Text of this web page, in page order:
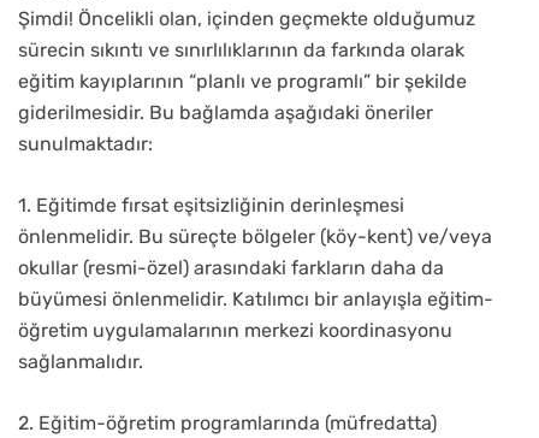
Şimdi! Öncelikli olan, içinden geçmekte olduğumuz
sürecin sıkıntı ve sınırlılıklarının da farkında olarak
eğitim kayıplarının “planlı ve programlı” bir şekilde
giderilmesidir. Bu bağlamda aşağıdaki öneriler
sunulmaktadır:
1. Eğitimde fırsat eşitsizliğinin derinleşmesi
önlenmelidir. Bu süreçte bölgeler (köy-kent) ve/veya
okullar (resmi-özel) arasındaki farkların daha da
büyümesi önlenmelidir. Katılımcı bir anlayışla eğitim-
öğretim uygulamalarının merkezi koordinasyonu
sağlanmalıdır.
2. Eğitim-öğretim programlarında (müfredatta)